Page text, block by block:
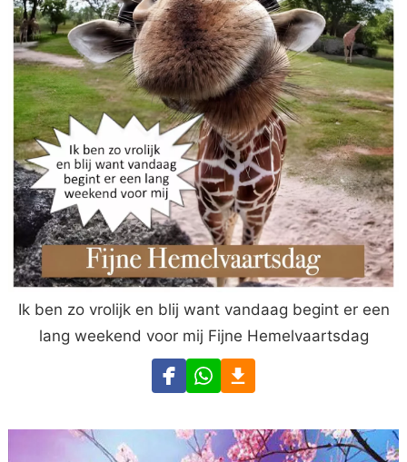
Ik ben zo vrolijk en blij want vandaag begint er een
lang weekend voor mij Fijne Hemelvaartsdag